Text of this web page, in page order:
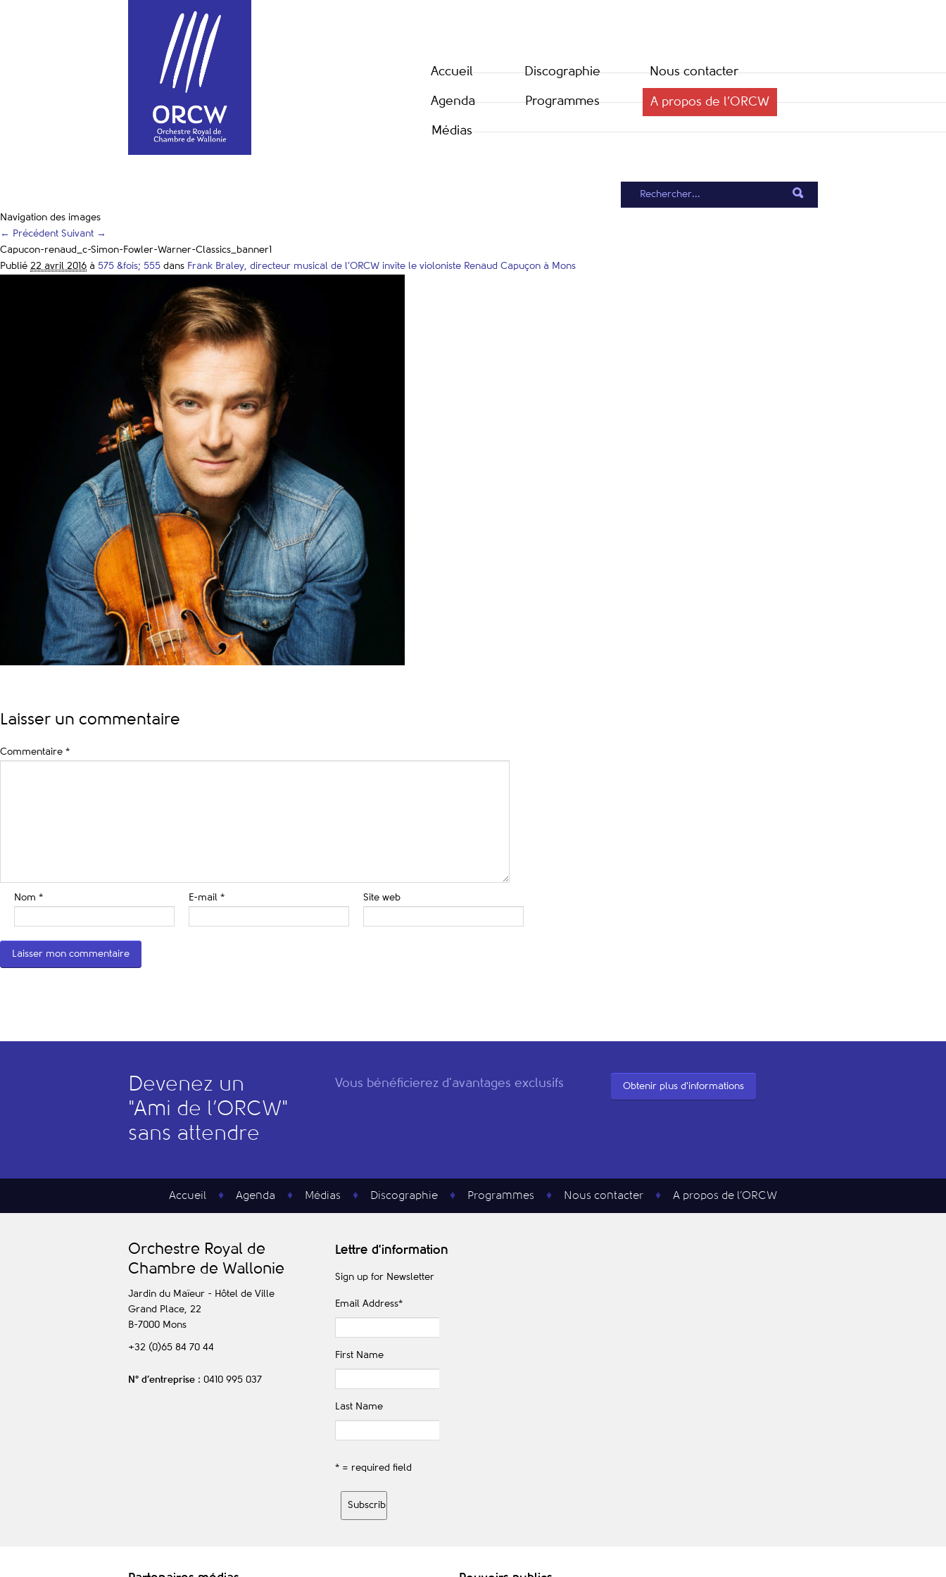
Accueil
Agenda
Médias
Discographie
Programmes
Nous contacter
A propos de l’ORCW
Navigation des images
← Précédent Suivant →
Capucon-renaud_c-Simon-Fowler-Warner-Classics_banner1
Publié 22 avril 2016 à 575 &fois; 555 dans Frank Braley, directeur musical de l’ORCW invite le violoniste Renaud Capuçon à Mons
Laisser un commentaire
Commentaire *
Nom * E-mail * Site web
Devenez un
"Ami de l’ORCW"
sans attendre
Vous bénéficierez d'avantages exclusifs Obtenir plus d'informations
Accueil Agenda Médias Discographie Programmes Nous contacter A propos de l’ORCW
Orchestre Royal de
Chambre de Wallonie
Jardin du Maïeur - Hôtel de Ville
Grand Place, 22
B-7000 Mons
+32 (0)65 84 70 44
N° d’entreprise : 0410 995 037
Lettre d'information
Sign up for Newsletter
Email Address*
First Name
Last Name
* = required field